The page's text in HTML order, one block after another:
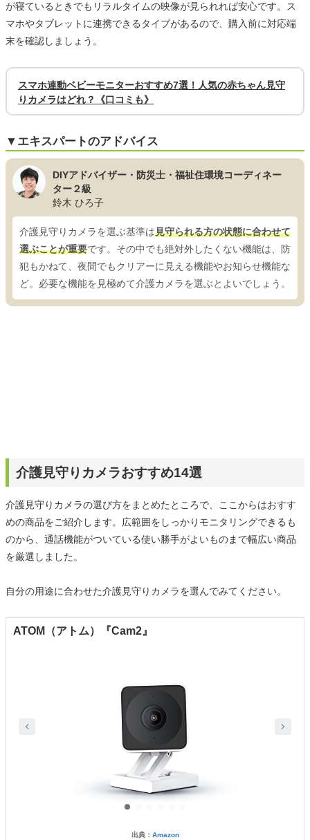
が寝ているときでもリラルタイムの映像が見られれば安心です。ス
マホやタブレットに連携できるタイプがあるので、購入前に対応端
末を確認しましょう。
スマホ連動ベビーモニターおすすめ7選！人気の赤ちゃん見守
りカメラはどれ？《口コミも》
▼エキスパートのアドバイス
DIYアドバイザー・防災士・福祉住環境コーディネー
ター２級
鈴木 ひろ子
介護見守りカメラを選ぶ基準は見守られる方の状態に合わせて
選ぶことが重要です。その中でも絶対外したくない機能は、防
犯もかねて、夜間でもクリアーに見える機能やお知らせ機能な
ど。必要な機能を見極めて介護カメラを選ぶとよいでしょう。
介護見守りカメラおすすめ14選
介護見守りカメラの選び方をまとめたところで、ここからはおすす
めの商品をご紹介します。広範囲をしっかりモニタリングできるも
のから、通話機能がついている使い勝手がよいものまで幅広い商品
を厳選しました。
自分の用途に合わせた介護見守りカメラを選んでみてください。
ATOM（アトム）『Cam2』
出典： Amazon